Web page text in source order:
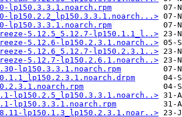
lp150.3.3.1.noarch.rpm
lp150.2.2_lp150.3.3.1.noarch...>
lp150.3.3.1.noarch.rpm
5.12.5_5.12.7-lp150.1.1_l..>
5.12.6-lp150.2.3.1.noarch..>
5.12.6_5.12.7-lp150.2.3.1..>
5.12.7-lp150.2.6.1.noarch..>
lp150.3.3.1.noarch.rpm
lp150.2.5_lp150.3.3.1.noarch..>
lp150.3.3.1.noarch.rpm
lp150.1.3_lp150.2.3.1.noar..>